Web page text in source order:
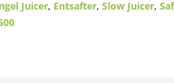
Juicer, Entsafter, Slow Juicer,